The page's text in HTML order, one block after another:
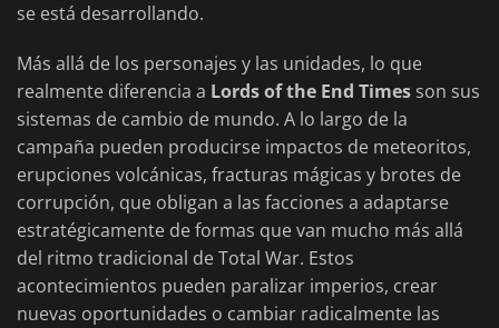
se está desarrollando.
Más allá de los personajes y las unidades, lo que
realmente diferencia a Lords of the End Times son sus
sistemas de cambio de mundo. A lo largo de la
campaña pueden producirse impactos de meteoritos,
erupciones volcánicas, fracturas mágicas y brotes de
corrupción, que obligan a las facciones a adaptarse
estratégicamente de formas que van mucho más allá
del ritmo tradicional de Total War. Estos
acontecimientos pueden paralizar imperios, crear
nuevas oportunidades o cambiar radicalmente las